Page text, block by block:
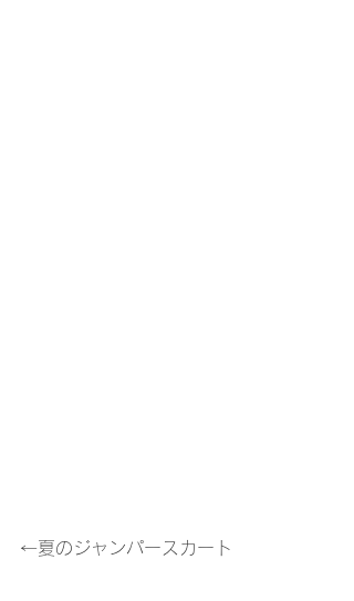
←夏のジャンパースカート